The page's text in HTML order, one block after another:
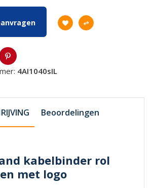
4AI1040sIL
Beoordelingen
kabelbinder rol
met logo